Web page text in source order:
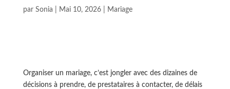
par Sonia Mai 10, 2026| Mariage
Organiser un mariage, c’est jongler avec des dizaines de
décisions à prendre, de prestataires à contacter, de délais